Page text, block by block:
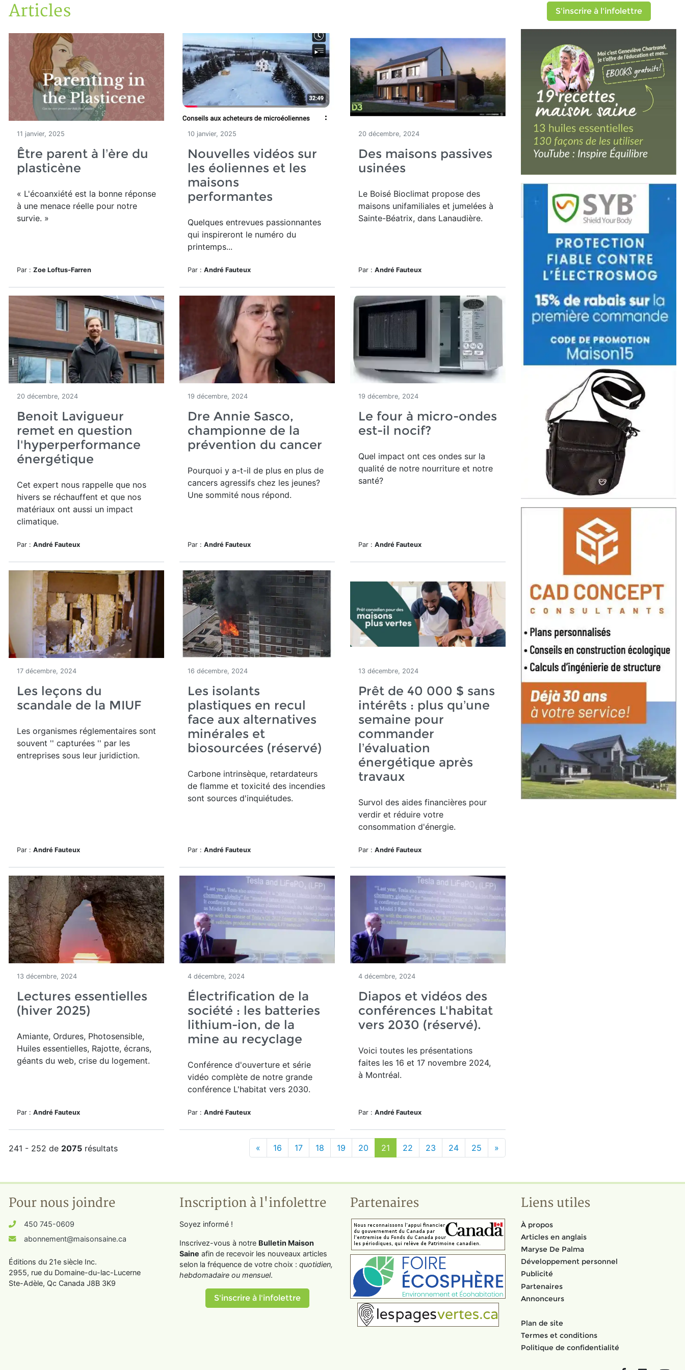
Accueil
Articles
Articles
11 janvier, 2025
Être parent à l’ère du
plasticène
« L'écoanxiété est la bonne réponse
à une menace réelle pour notre
survie. »
Par : Zoe Loftus-Farren
10 janvier, 2025
Nouvelles vidéos sur
les éoliennes et les
maisons
performantes
Quelques entrevues passionnantes
qui inspireront le numéro du
printemps...
Par : André Fauteux
20 décembre, 2024
Des maisons passives
usinées
Le Boisé Bioclimat propose des
maisons unifamiliales et jumelées à
Sainte-Béatrix, dans Lanaudière.
Par : André Fauteux
20 décembre, 2024
Benoit Lavigueur
remet en question
l'hyperperformance
énergétique
Cet expert nous rappelle que nos
hivers se réchauffent et que nos
matériaux ont aussi un impact
climatique.
Par : André Fauteux
19 décembre, 2024
Dre Annie Sasco,
championne de la
prévention du cancer
Pourquoi y a-t-il de plus en plus de
cancers agressifs chez les jeunes?
Une sommité nous répond.
Par : André Fauteux
19 décembre, 2024
Le four à micro-ondes
est-il nocif?
Quel impact ont ces ondes sur la
qualité de notre nourriture et notre
santé?
Par : André Fauteux
17 décembre, 2024
Les leçons du
scandale de la MIUF
Les organismes réglementaires sont
souvent '' capturées '' par les
entreprises sous leur juridiction.
Par : André Fauteux
16 décembre, 2024
Les isolants
plastiques en recul
face aux alternatives
minérales et
biosourcées (réservé)
Carbone intrinsèque, retardateurs
de flamme et toxicité des incendies
sont sources d'inquiétudes.
Par : André Fauteux
13 décembre, 2024
Prêt de 40 000 $ sans
intérêts : plus qu’une
semaine pour
commander
l’évaluation
énergétique après
travaux
Survol des aides financières pour
verdir et réduire votre
consommation d'énergie.
Par : André Fauteux
13 décembre, 2024
Lectures essentielles
(hiver 2025)
Amiante, Ordures, Photosensible,
Huiles essentielles, Rajotte, écrans,
géants du web, crise du logement.
Par : André Fauteux
4 décembre, 2024
Électrification de la
société : les batteries
lithium-ion, de la
mine au recyclage
Conférence d'ouverture et série
vidéo complète de notre grande
conférence L'habitat vers 2030.
Par : André Fauteux
4 décembre, 2024
Diapos et vidéos des
conférences L'habitat
vers 2030 (réservé).
Voici toutes les présentations
faites les 16 et 17 novembre 2024,
à Montréal.
Par : André Fauteux
241 - 252 de 2075 résultats « 16 17 18 19 20 21 22 23 24 25 »
S'inscrire à l'infolettre
Pour nous joindre
450 745-0609
abonnement@maisonsaine.ca
Éditions du 21e siècle Inc.
2955, rue du Domaine-du-lac-Lucerne
Ste-Adèle, Qc Canada J8B 3K9
Inscription à l'infolettre
Soyez informé !
Inscrivez-vous à notre Bulletin Maison
Saine afin de recevoir les nouveaux articles
selon la fréquence de votre choix : quotidien,
hebdomadaire ou mensuel.
S'inscrire à l'infolettre
Partenaires Liens utiles
À propos
Articles en anglais
Maryse De Palma
Développement personnel
Publicité
Partenaires
Annonceurs
Plan de site
Termes et conditions
Politique de confidentialité